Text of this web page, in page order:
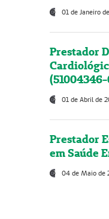
01 de Janeiro
Prestador
01 de Abril de
Prestador
em Saúde
04 de Maio de